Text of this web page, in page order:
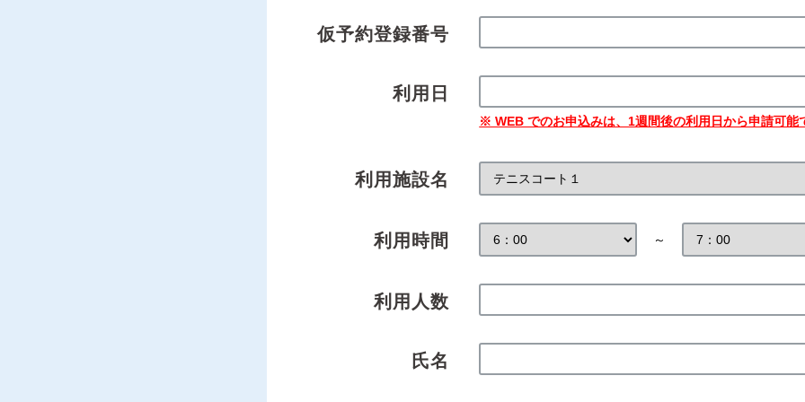
仮予約登録番号
利用日
※ WEB でのお申込みは、1週間後の利用日から申請可能
利用施設名
利用時間 ～
利用人数
氏名